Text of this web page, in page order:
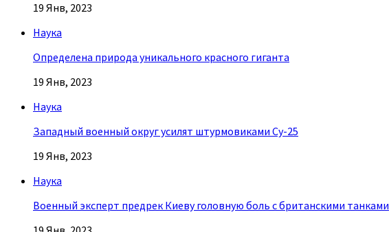
19 Янв, 2023
Наука
Определена природа уникального красного гиганта
19 Янв, 2023
Наука
Западный военный округ усилят штурмовиками Су-25
19 Янв, 2023
Наука
Военный эксперт предрек Киеву головную боль с британскими танками